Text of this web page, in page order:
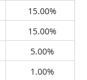
15.00%
15.00%
5.00%
1.00%